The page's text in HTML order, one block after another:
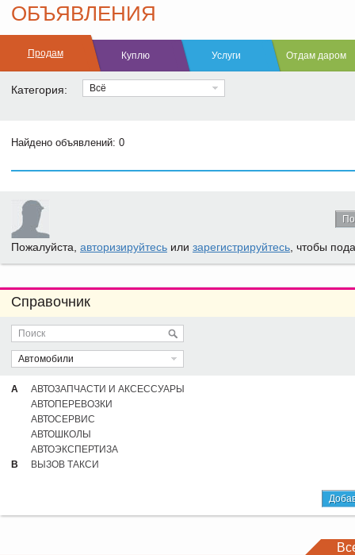
ОБЪЯВЛЕНИЯ
Продам Куплю Услуги Отдам даром
Категория: Всё
Найдено объявлений: 0
Пожалуйста, авторизируйтесь или зарегистрируйтесь , чтобы
Справочник
Автомобили
А
АВТОЗАПЧАСТИ И АКСЕССУАРЫ
АВТОПЕРЕВОЗКИ
АВТОСЕРВИС
АВТОШКОЛЫ
АВТОЭКСПЕРТИЗА
В
ВЫЗОВ ТАКСИ